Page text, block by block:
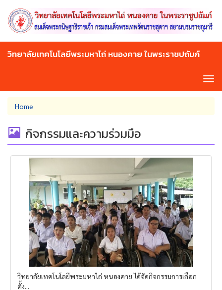
main
content
วิทยาลัยเทคโนโลยีพระมหาไถ่ หนองคาย ในพระราชปถัมภ์
You
are
here
Home
กิจกรรมและความร่วมมือ
วิทยาลัยเทคโนโลยีพระมหาไถ่ หนองคาย ได้จัดกิจกรรมการเลือก
ตั้ง...